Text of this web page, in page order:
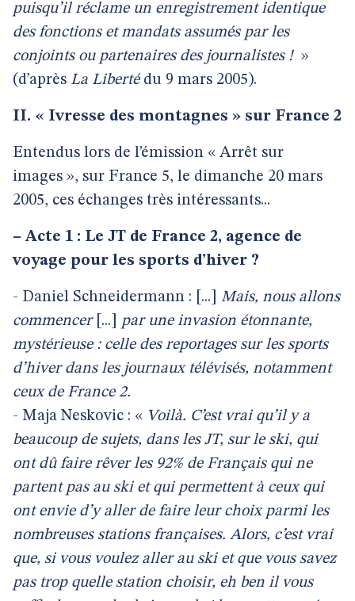
puisqu’il réclame un enregistrement identique
des fonctions et mandats assumés par les
conjoints ou partenaires des journalistes ! »
(d’après La Libertédu 9 mars 2005).
II. « Ivresse des montagnes » sur France 2
Entendus lors de l’émission « Arrêt sur
images », sur France 5, le dimanche 20 mars
2005, ces échanges très intéressants...
– Acte 1 : Le JT de France 2, agence de
voyage pour les sports d’hiver ?
- Daniel Schneidermann : [...] Mais, nous allons
commencer [...] par une invasion étonnante,
mystérieuse : celle des reportages sur les sports
d’hiver dans les journaux télévisés, notamment
ceux de France 2.
- Maja Neskovic : « Voilà. C’est vrai qu’il y a
beaucoup de sujets, dans les JT, sur le ski, qui
ont dû faire rêver les 92% de Français qui ne
partent pas au ski et qui permettent à ceux qui
ont envie d’y aller de faire leur choix parmi les
nombreuses stations françaises. Alors, c’est vrai
que, si vous voulez aller au ski et que vous savez
pas trop quelle station choisir, eh ben il vous